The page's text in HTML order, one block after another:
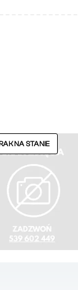
NA STANIE